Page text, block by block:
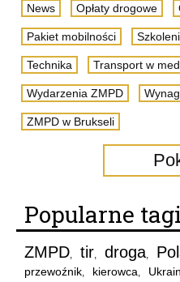
News Opłaty drogowe
Pakiet mobilności
Technika Transport w
Wydarzenia ZMPD
ZMPD w Brukseli
Popularne tagi
ZMPD, tir, droga,
przewoźnik, kierowca,